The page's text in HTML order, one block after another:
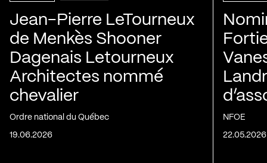
Jean-Pierre LeTourneux
de Menkès Shooner
Dagenais Letourneux
Architectes nommé
chevalier
Ordre national du Québec
19.06.2026
NFOE
22.05.2026